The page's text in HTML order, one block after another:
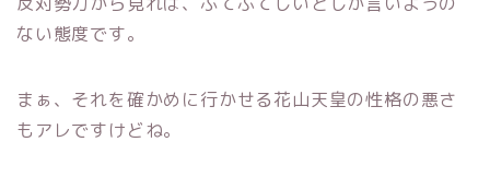
ない態度です。
まぁ、それを確かめに行かせる花山天皇の性格の悪さ
もアレですけどね。